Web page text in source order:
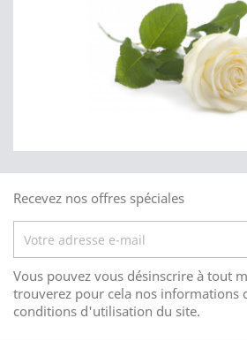
Recevez nos offres spéciales
Vous pouvez vous désinscrire à tout
trouverez pour cela nos informations
conditions d'utilisation du site.